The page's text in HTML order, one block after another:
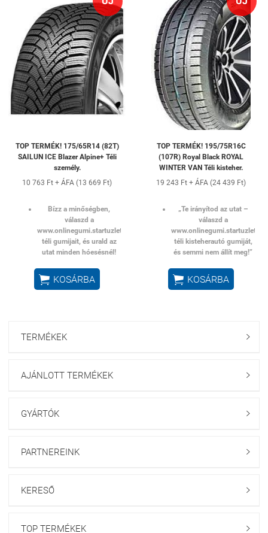
TOP TERMÉK! 175/65R14 (82T)
SAILUN ICE Blazer Alpine+ Téli
személy.
10 763 Ft + ÁFA (13 669 Ft)
Bízz a minőségben,
válaszd a
www.onlinegumi.startuzlet.hu
téli gumijait, és urald az
utat minden hóesésnél!
 KOSÁRBA
TOP TERMÉK! 195/75R16C
(107R) Royal Black ROYAL
WINTER VAN Téli kisteher.
19 243 Ft + ÁFA (24 439 Ft)
„Te irányítod az utat –
válaszd a
www.onlinegumi.startuzlet.hu
téli kisteherautó gumiját,
és semmi nem állít meg!”
 KOSÁRBA
TERMÉKEK 
AJÁNLOTT TERMÉKEK 
GYÁRTÓK 
PARTNEREINK 
KERESŐ 
TOP TERMÉKEK 